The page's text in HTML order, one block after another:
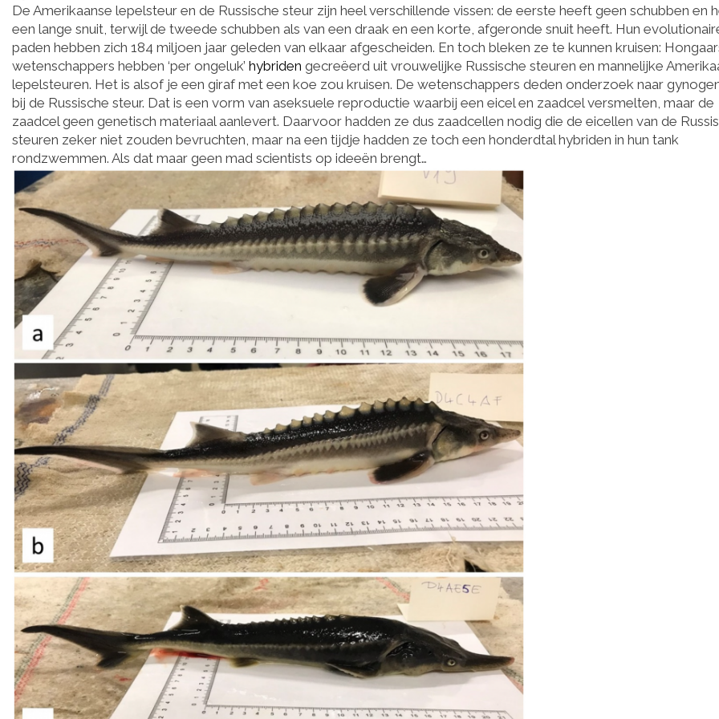
De Amerikaanse lepelsteur en de Russische steur zijn heel verschillende vissen: de eerste heeft geen schubben en
een lange snuit, terwijl de tweede schubben als van een draak en een korte, afgeronde snuit heeft. Hun
paden hebben zich 184 miljoen jaar geleden van elkaar afgescheiden. En toch bleken ze te kunnen kruisen:
wetenschappers hebben ‘per ongeluk’ hybriden gecreëerd uit vrouwelijke Russische steuren en mannelijke
lepelsteuren. Het is alsof je een giraf met een koe zou kruisen. De wetenschappers deden onderzoek naar
bij de Russische steur. Dat is een vorm van aseksuele reproductie waarbij een eicel en zaadcel versmelten, maar de
zaadcel geen genetisch materiaal aanlevert. Daarvoor hadden ze dus zaadcellen nodig die de eicellen van de
steuren zeker niet zouden bevruchten, maar na een tijdje hadden ze toch een honderdtal hybriden in hun tank
rondzwemmen. Als dat maar geen mad scientists op ideeën brengt…